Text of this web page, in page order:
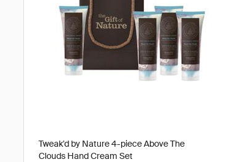
Tweak'd by Nature 4-piece Above The
Clouds Hand Cream Set